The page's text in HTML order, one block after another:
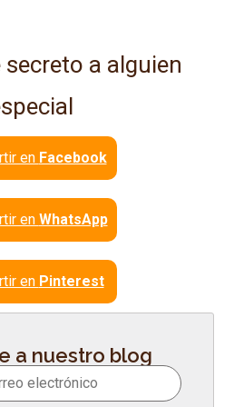
secreto a alguien
en Facebook
en WhatsApp
en Pinterest
a nuestro blog